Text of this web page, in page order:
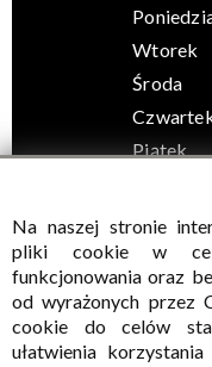
Wtorek
Środa
Piątek
© Wszelkie prawa
Na naszej stronie
pliki cookie w
funkcjonowania oraz
od wyrażonych przez
cookie do celów
ułatwienia